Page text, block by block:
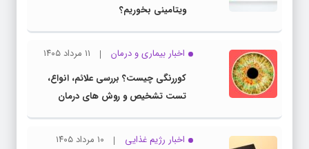
ویتامینی بخوریم؟
اخبار بیماری و درمان
۱۱ مرداد ۱۴۰۵
کوررنگی چیست؟ بررسی علائم، انواع،
تست تشخیص و روش های درمان
اخبار رژیم غذایی
۱۰ مرداد ۱۴۰۵